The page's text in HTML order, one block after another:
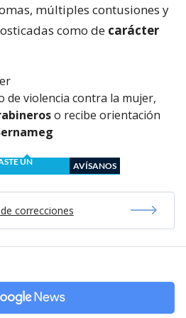
múltiples contusiones y
como de carácter
de violencia contra la mujer,
o recibe orientación
UN
AVÍSANOS
correcciones